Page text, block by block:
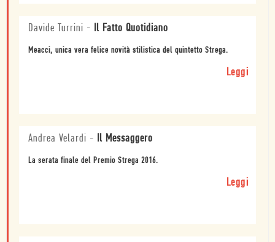
Davide Turrini - Il Fatto Quotidiano
Meacci, unica vera felice novità stilistica del quintetto Strega.
Leggi
Andrea Velardi - Il Messaggero
La serata finale del Premio Strega 2016.
Leggi